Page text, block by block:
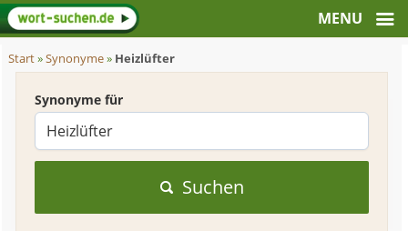
Start»Synonyme» Heizlüfter
Synonyme für
Suchen